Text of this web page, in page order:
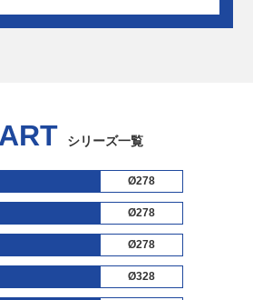
シリーズ一覧
Ø278
Ø278
Ø278
Ø328